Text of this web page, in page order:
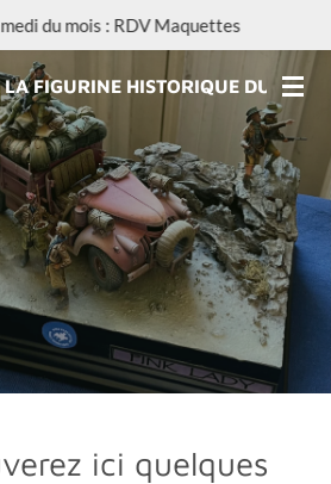
LA FIGURINE HISTORIQUE DU
du mois : RDV Maquettes
ici quelques